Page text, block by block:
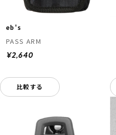
eb's
PASS ARM
¥2,640
比較する